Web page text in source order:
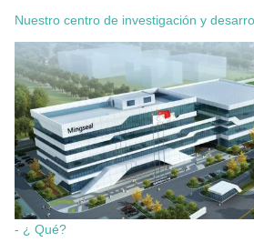
Nuestro centro de investigación y
- ¿ Qué?